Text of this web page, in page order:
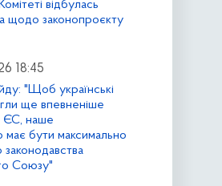
відбулась
щодо законопроєкту
18:45
"Щоб українські
ще впевненіше
ЄС, наше
має бути максимально
Союзу"